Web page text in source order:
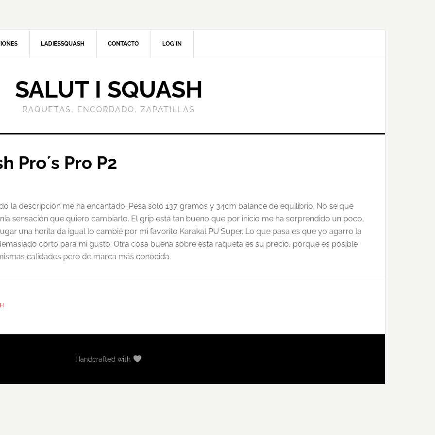
LADIESSQUASH CONTACTO LOG IN
SALUT I SQUASH
RAQUETAS, ENCORDADO, ZAPATILLAS
Pro´s Pro P2
la descripción me ha encantado. Pesa solo 137 gramos y 34cm balance de equilibrio. No se que
sensación que quiero cambiarlo. El grip está tan bueno que por inicio me ha sorprendido un poco,
una horita da igual lo cambié por mi favorito Karakal PU Super. Lo que pasa es que yo agarro la
corto para mi gusto. Otra cosa buena sobre esta raqueta es su precio, porque es posible
calidades pero de marca más conocida.
Handcrafted with